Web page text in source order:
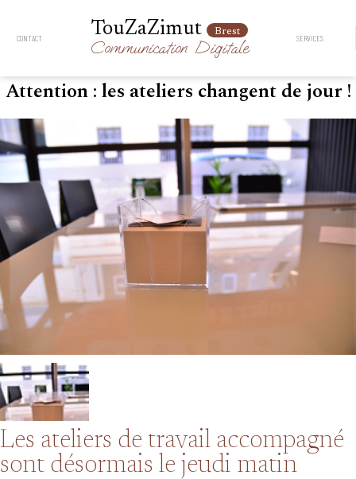
CONTACT TouZaZimut Brest
Communication Digitale SERVICES
Attention : les ateliers changent de jour !
Les ateliers de travail accompagné
sont désormais le jeudi matin